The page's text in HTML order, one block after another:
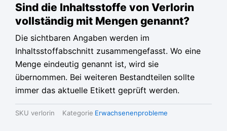
Sind die Inhaltsstoffe von Verlorin
vollständig mit Mengen genannt?
Die sichtbaren Angaben werden im
Inhaltsstoffabschnitt zusammengefasst. Wo eine
Menge eindeutig genannt ist, wird sie
übernommen. Bei weiteren Bestandteilen sollte
immer das aktuelle Etikett geprüft werden.
SKU verlorin Kategorie Erwachsenenprobleme